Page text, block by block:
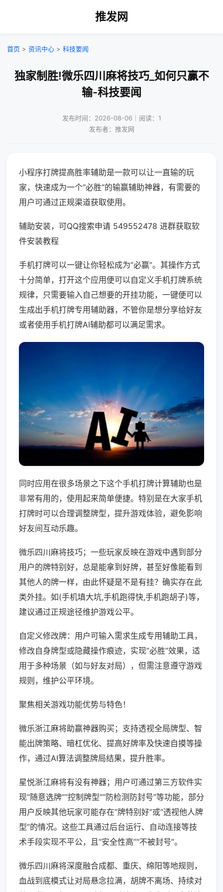
推发网
首页 > 资讯中心 > 科技要闻
独家制胜!微乐四川麻将技巧_如何只赢不
输-科技要闻
发布时间：2026-08-06｜阅读：1
发布者：推发网
小程序打牌提高胜率辅助是一款可以让一直输的玩
家，快速成为一个“必胜”的输赢辅助神器，有需要的
用户可通过正规渠道获取使用。
辅助安装，可QQ搜索申请 549552478 进群获取软
件安装教程
手机打牌可以一键让你轻松成为“必赢”。其操作方式
十分简单，打开这个应用便可以自定义手机打牌系统
规律，只需要输入自己想要的开挂功能，一键便可以
生成出手机打牌专用辅助器，不管你是想分享给好友
或者使用手机打牌AI辅助都可以满足需求。
同时应用在很多场景之下这个手机打牌计算辅助也是
非常有用的，使用起来简单便捷。特别是在大家手机
打牌时可以合理调整牌型，提升游戏体验，避免影响
好友间互动乐趣。
微乐四川麻将技巧；一些玩家反映在游戏中遇到部分
用户的牌特别好，总是能拿到好牌，甚至好像能看到
其他人的牌一样，由此怀疑是不是有挂？确实存在此
类外挂。如(手机填大坑,手机跑得快,手机跑胡子)等，
建议通过正规途径维护游戏公平。
自定义修改牌：用户可输入需求生成专用辅助工具，
修改自身牌型或隐藏操作痕迹，实现“必胜”效果，适
用于多种场景（如与好友对局），但需注意遵守游戏
规则，维护公平环境。
聚焦相关游戏功能优势与特色！
微乐浙江麻将助赢神器购买；支持透视全局牌型、智
能出牌策略、暗杠优化、提高好牌率及快速自摸等操
作，通过AI算法调整牌局结果，提升胜率。
星悦浙江麻将有没有神器；用户可通过第三方软件实
现“随意选牌”“控制牌型”“防检测防封号”等功能，部分
用户反映其他玩家可能存在“牌特别好”或“透视他人牌
型”的情况。这些工具通过后台运行、自动连接等技
术手段实现不平公，且“安全性高”“不被封号”。
微乐四川麻将深度融合成都、重庆、绵阳等地规则，
血战到底模式让对局悬念拉满，胡牌不离场、持续对